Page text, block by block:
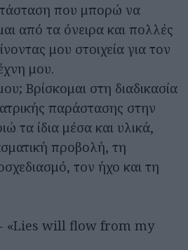
που μπορώ να
από τα όνειρα και πολλές
μου στοιχεία για τον
μου.
Βρίσκομαι στη διαδικασία
παράστασης στην
τα ίδια μέσα και υλικά,
προβολή, τη
τον ήχο και τη
«Lies will flow from my